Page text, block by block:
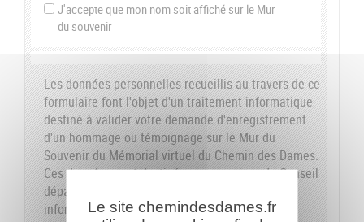
J'accepte que mon nom soit affiché sur le Mur
du souvenir
Les données personnelles recueillis au travers de ce
formulaire font l'objet d'un traitement informatique
destiné à valider votre demande d'enregistrement
d'un hommage ou témoignage sur le Mur du
Souvenir du Mémorial virtuel du Chemin des Dames.
Ces données sont destinées aux services du Conseil
départemental de l'Aisne. Conformément à la loi
informatique et libertés du 6 janvier 1978, nous
Le site chemindesdames.fr